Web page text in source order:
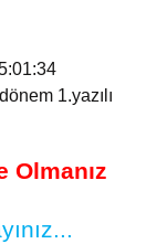
1.yazılı
Olmanız